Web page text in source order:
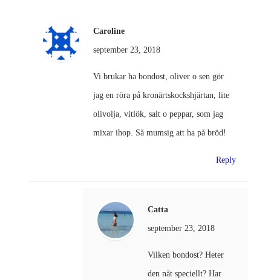
Caroline
september 23, 2018
Vi brukar ha bondost, oliver o sen gör
jag en röra på kronärtskockshjärtan, lite
olivolja, vitlök, salt o peppar, som jag
mixar ihop. Så mumsig att ha på bröd!
Reply
Catta
september 23, 2018
Vilken bondost? Heter
den nåt speciellt? Har